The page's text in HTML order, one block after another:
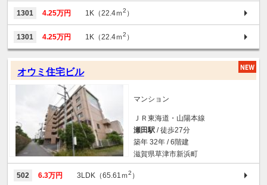
1301 4.25万円 1K（22.4ｍ2 ）
1301 4.25万円 1K（22.4ｍ2 ）
オウミ住宅ビル
マンション
ＪＲ東海道・山陽本線
瀬田駅 / 徒歩27分
築年 32年 / 6階建
滋賀県草津市新浜町
502 6.3万円 3LDK（65.61ｍ2 ）